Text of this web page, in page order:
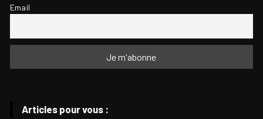
Email
Articles pour vous :